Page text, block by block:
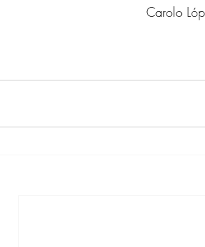
Carolo